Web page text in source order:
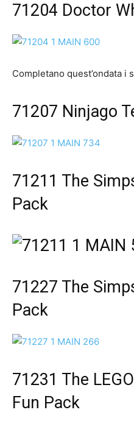
71204 Doctor
Completano quest’ondata i
71207 Ninjago
71211 The
Pack
71227 The
Pack
71231 The
Fun Pack